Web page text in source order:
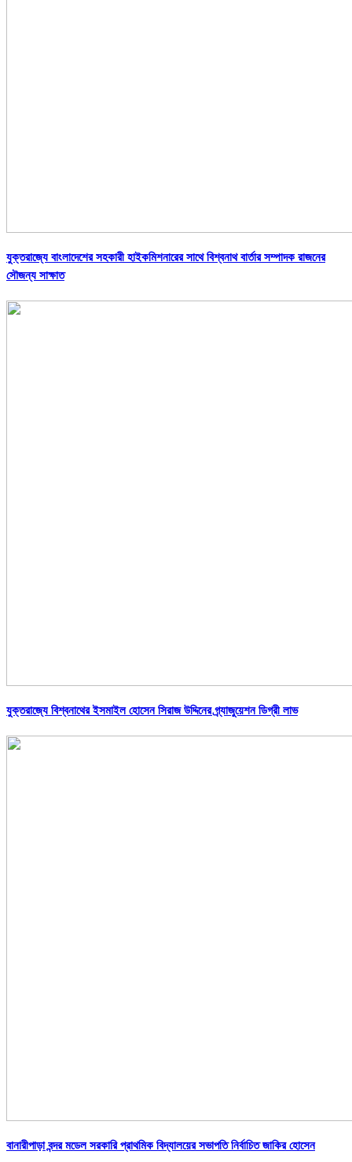
যুক্তরাজ্যে বাংলাদেশের সহকারী হাইকমিশনারের সাথে বিশ্বনাথ বার্তার সম্পাদক রাজনের
সৌজন্য সাক্ষাত
যুক্তরাজ্যে বিশ্বনাথের ইসমাইল হোসেন সিরাজ উদ্দিনের গ্র্যাজুয়েশন ডিগ্রী লাভ
বানারীপাড়া বন্দর মডেল সরকারি প্রাথমিক বিদ্যালয়ের সভাপতি নির্বাচিত জাকির হোসেন